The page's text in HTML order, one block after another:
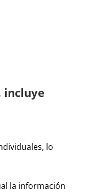
incluye
lo
la información